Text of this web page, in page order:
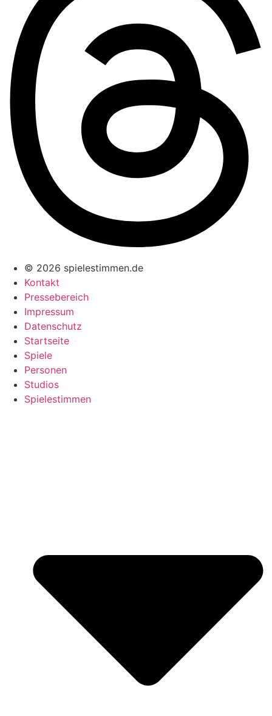
© 2026 spielestimmen.de
Kontakt
Pressebereich
Impressum
Datenschutz
Startseite
Spiele
Personen
Studios
Spielestimmen